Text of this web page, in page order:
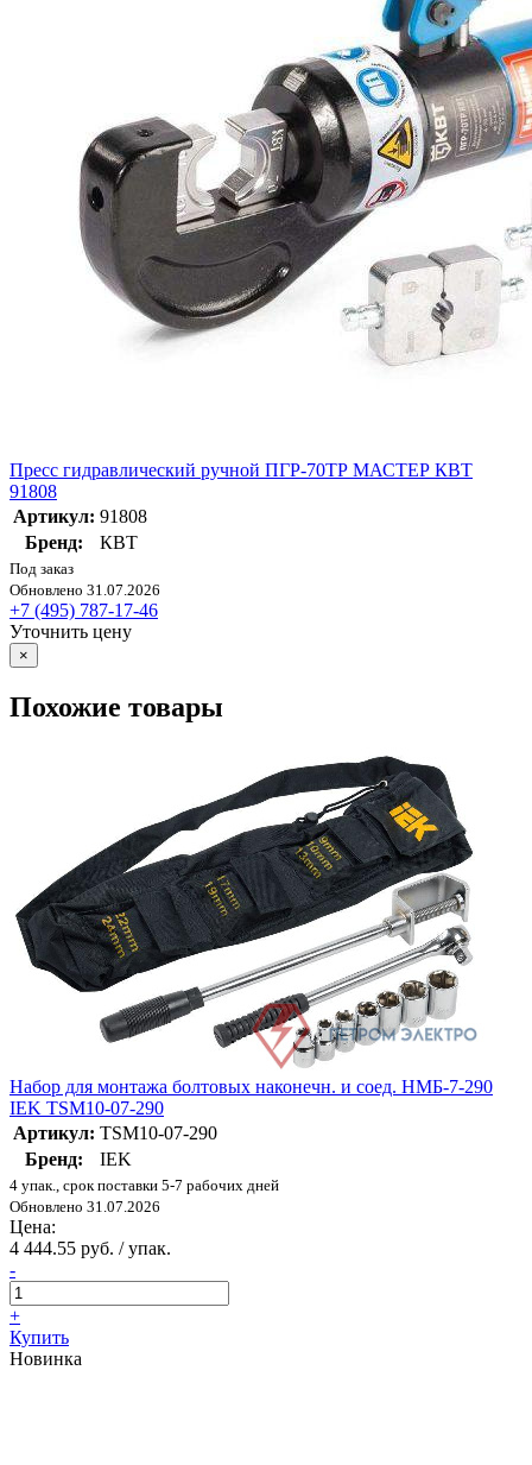
Пресс гидравлический ручной ПГР-70ТР МАСТЕР КВТ
91808
Артикул: 91808
Бренд:
КВТ
Под заказ
Обновлено 31.07.2026
+7 (495) 787-17-46
Уточнить цену
×
Похожие товары
Набор для монтажа болтовых наконечн. и соед. НМБ-7-290
IEK TSM10-07-290
Артикул: TSM10-07-290
Бренд:
IEK
4 упак., срок поставки 5-7 рабочих дней
Обновлено 31.07.2026
Цена:
4 444.55 руб. / упак.
-
+
Купить
Новинка